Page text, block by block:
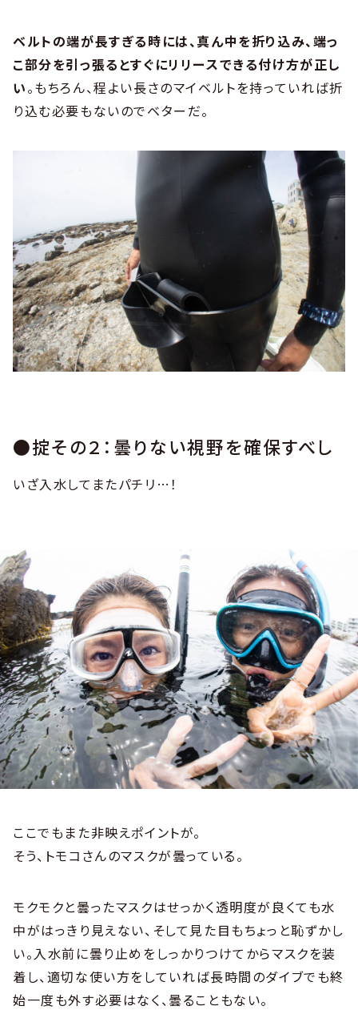
ベルトの端が長すぎる時には、真ん中を折り込み、端っ
こ部分を引っ張るとすぐにリリースできる付け方が正し
い。もちろん、程よい長さのマイベルトを持っていれば折
り込む必要もないのでベターだ。
●掟その２：曇りない視野を確保すべし
いざ入水してまたパチリ…！
ここでもまた非映えポイントが。
そう、トモコさんのマスクが曇っている。
モクモクと曇ったマスクはせっかく透明度が良くても水
中がはっきり見えない、そして見た目もちょっと恥ずかし
い。入水前に曇り止めをしっかりつけてからマスクを装
着し、適切な使い方をしていれば長時間のダイブでも終
始一度も外す必要はなく、曇ることもない。